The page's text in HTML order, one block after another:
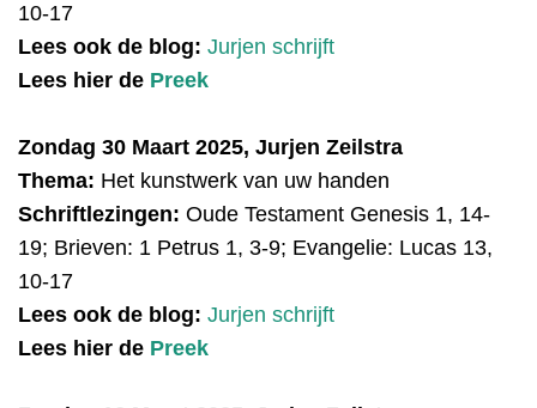
10-17
Lees ook de blog: Jurjen schrijft
Lees hier de Preek
Zondag 30 Maart 2025, Jurjen Zeilstra
Thema: Het kunstwerk van uw handen
Schriftlezingen: Oude Testament Genesis 1, 14-
19; Brieven: 1 Petrus 1, 3-9; Evangelie: Lucas 13,
10-17
Lees ook de blog: Jurjen schrijft
Lees hier de Preek